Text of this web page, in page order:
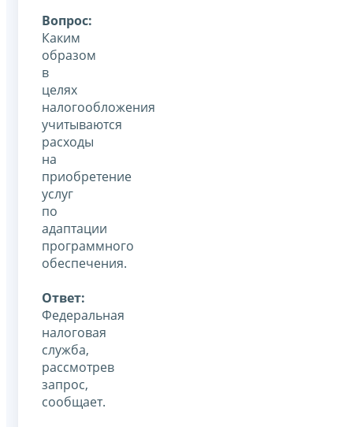
Вопрос:
Каким
образом
в
целях
налогообложения
учитываются
расходы
на
приобретение
услуг
по
адаптации
программного
обеспечения.
Ответ:
Федеральная
налоговая
служба,
рассмотрев
запрос,
сообщает.